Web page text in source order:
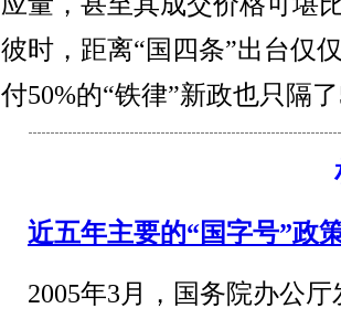
彼时，距离“国四条”出台仅
付50%的“铁律”新政也只隔
近五年主要的“国字号”政
2005年3月，国务院办公